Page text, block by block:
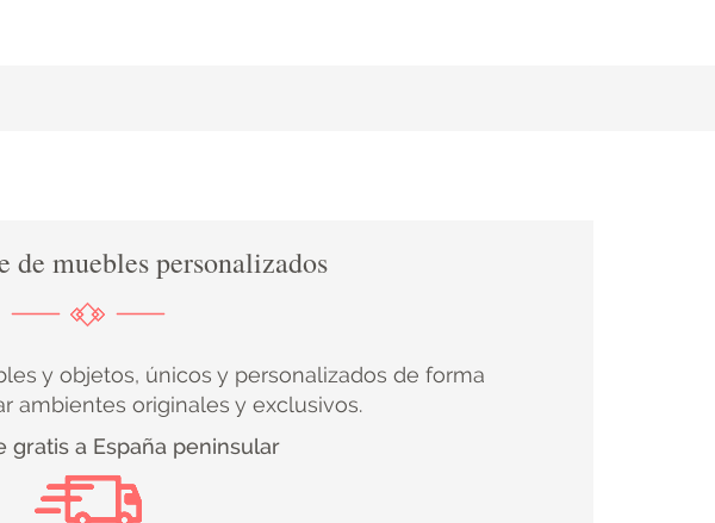
de muebles personalizados
y objetos, únicos y personalizados de forma
ambientes originales y exclusivos.
gratis a España peninsular